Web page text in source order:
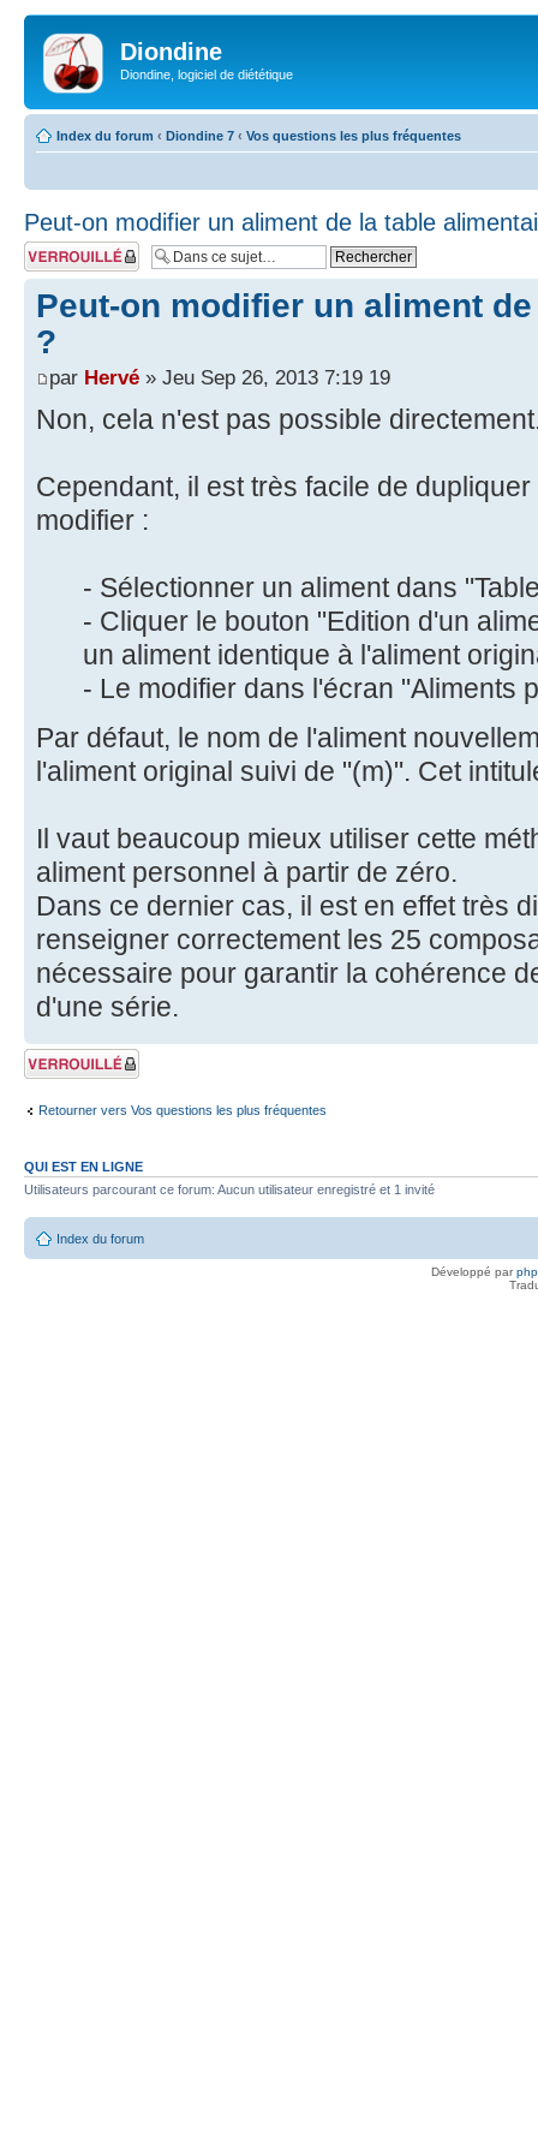
Diondine
Diondine, logiciel de diététique
Index du forum ‹ Diondine 7 ‹ Vos questions les plus fréquentes
Peut-on modifier un aliment de la table
Sujet verrouillé
Peut-on modifier un aliment
?
par Hervé » Jeu Sep 26, 2013 7:19 19
Non, cela n'est pas possible
Cependant, il est très facile de
modifier :
- Sélectionner un aliment dans
- Cliquer le bouton "Edition d'un
un aliment identique à l'aliment
- Le modifier dans l'écran "Aliments
Par défaut, le nom de l'aliment
l'aliment original suivi de "(m)". Cet
Il vaut beaucoup mieux utiliser cette
aliment personnel à partir de zéro.
Dans ce dernier cas, il est en effet très
renseigner correctement les 25
nécessaire pour garantir la cohérence
d'une série.
Sujet verrouillé
Retourner vers Vos questions les plus fréquentes
QUI EST EN LIGNE
Utilisateurs parcourant ce forum: Aucun utilisateur enregistré et 1 invité
Index du forum
Développé par